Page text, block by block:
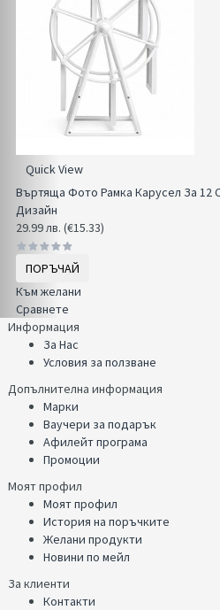
Quick View
Въртяща Фото Рамка Карусел За 12
Дизайн
29.99 лв. (€15.33)
ПОРЪЧАЙ
Към желани
Сравнете
Информация
За Нас
Условия за ползване
Допълнителна информация
Марки
Ваучери за подарък
Афилейт програма
Промоции
Моят профил
Моят профил
История на поръчките
Желани продукти
Новини по мейл
За клиенти
Контакти